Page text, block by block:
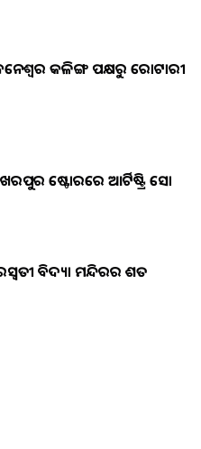
କଳିଙ୍ଗ ପକ୍ଷରୁ ରୋଟାରୀ
ଷ୍ଟୋରରେ ଆର୍ଟିଷ୍ଟ୍ରି ସୋ
ବିଦ୍ୟା ମନ୍ଦିରର ଶତ